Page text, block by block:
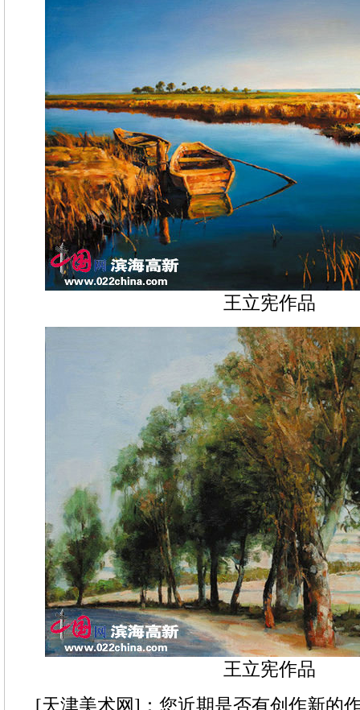
王立宪作品
王立宪作品
[天津美术网]：您近期是否有创作新的